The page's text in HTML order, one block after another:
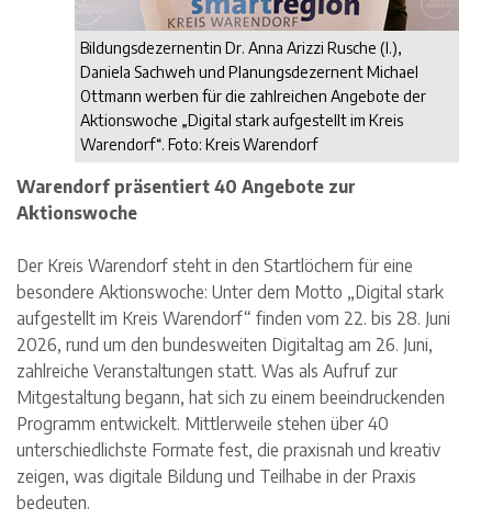
Bildungsdezernentin Dr. Anna Arizzi Rusche (l.),
Daniela Sachweh und Planungsdezernent Michael
Ottmann werben für die zahlreichen Angebote der
Aktionswoche „Digital stark aufgestellt im Kreis
Warendorf“. Foto: Kreis Warendorf
Warendorf präsentiert 40 Angebote zur
Aktionswoche
Der Kreis Warendorf steht in den Startlöchern für eine
besondere Aktionswoche: Unter dem Motto „Digital stark
aufgestellt im Kreis Warendorf“ finden vom 22. bis 28. Juni
2026, rund um den bundesweiten Digitaltag am 26. Juni,
zahlreiche Veranstaltungen statt. Was als Aufruf zur
Mitgestaltung begann, hat sich zu einem beeindruckenden
Programm entwickelt. Mittlerweile stehen über 40
unterschiedlichste Formate fest, die praxisnah und kreativ
zeigen, was digitale Bildung und Teilhabe in der Praxis
bedeuten.